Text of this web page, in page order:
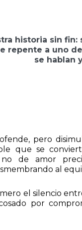
historia sin fin:
repente a uno
se hablan
pero
que se
de amor
al
el silencio
por